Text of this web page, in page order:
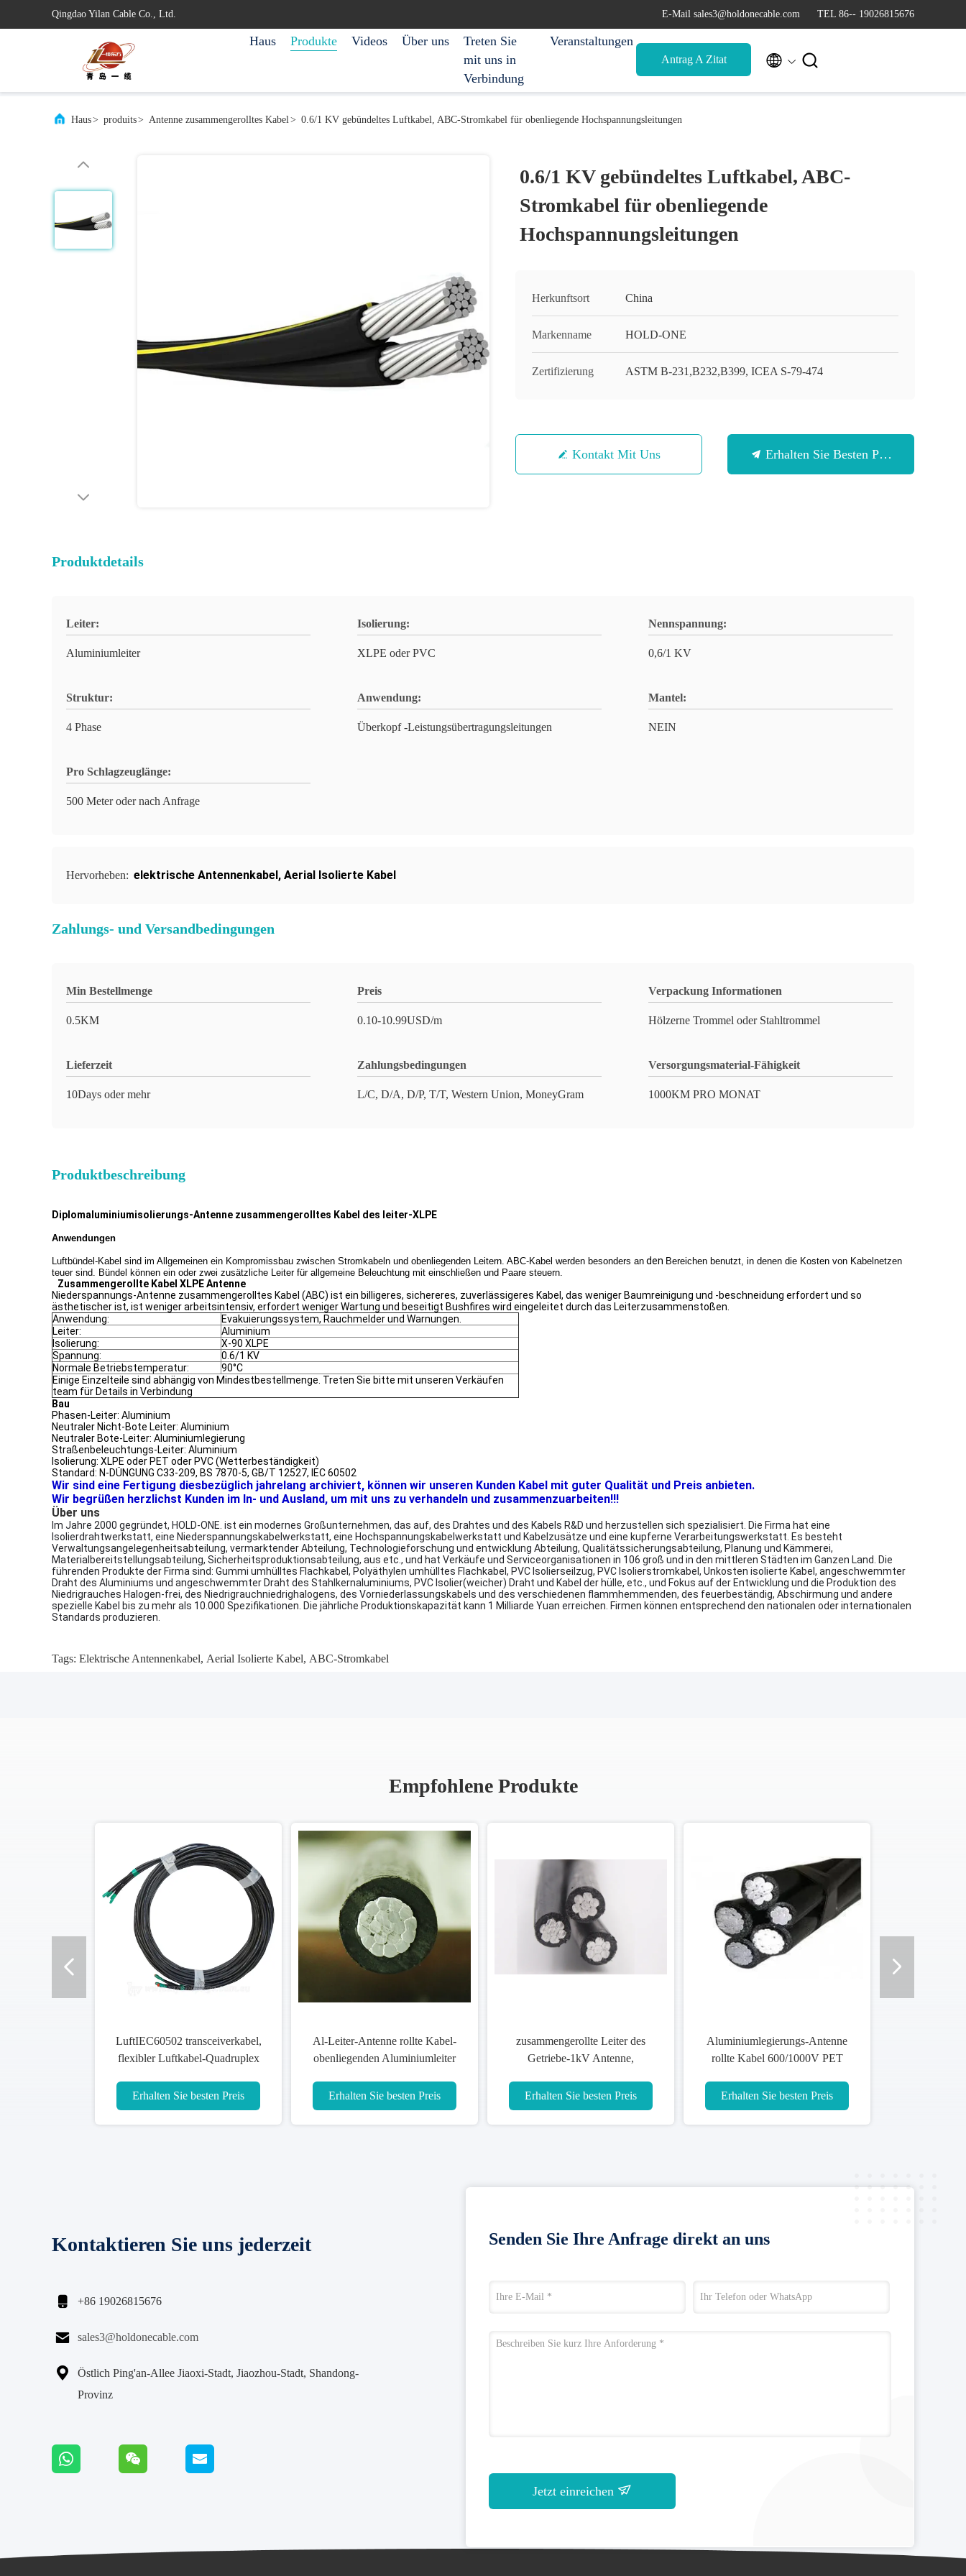
Qingdao Yilan Cable Co., Ltd. E-Mail sales3@holdonecable.com TEL 86-- 19026815676
Haus Produkte Videos Über uns
Treten Sie
mit uns in
Verbindung
Veranstaltungen
Antrag A Zitat  
Haus> produits> Antenne zusammengerolltes Kabel> 0.6/1 KV gebündeltes Luftkabel, ABC-Stromkabel für obenliegende Hochspannungsleitungen
0.6/1 KV gebündeltes Luftkabel, ABC-
Stromkabel für obenliegende
Hochspannungsleitungen
Herkunftsort China
Markenname HOLD-ONE
Zertifizierung ASTM B-231,B232,B399, ICEA S-79-474
Kontakt Mit Uns Erhalten Sie Besten Preis
Produktdetails
Leiter:
Aluminiumleiter
Isolierung:
XLPE oder PVC
Nennspannung:
0,6/1 KV
Struktur:
4 Phase
Anwendung:
Überkopf -Leistungsübertragungsleitungen
Mantel:
NEIN
Pro Schlagzeuglänge:
500 Meter oder nach Anfrage
Hervorheben: elektrische Antennenkabel, Aerial Isolierte Kabel
Zahlungs- und Versandbedingungen
Min Bestellmenge
0.5KM
Preis
0.10-10.99USD/m
Verpackung Informationen
Hölzerne Trommel oder Stahltrommel
Lieferzeit
10Days oder mehr
Zahlungsbedingungen
L/C, D/A, D/P, T/T, Western Union, MoneyGram
Versorgungsmaterial-Fähigkeit
1000KM PRO MONAT
Produktbeschreibung
Diplomaluminiumisolierungs-Antenne zusammengerolltes Kabel des leiter-XLPE
Anwendungen
Luftbündel-Kabel sind im Allgemeinen ein Kompromissbau zwischen Stromkabeln und obenliegenden Leitern. ABC-Kabel werden besonders an den Bereichen benutzt, in denen die Kosten von Kabelnetzen
teuersind. Bündel können ein oder zwei zusätzliche Leiter fürallgemeine Beleuchtung mit einschließen und Paare steuern.
Zusammengerollte Kabel XLPE Antenne
Niederspannungs-Antenne zusammengerolltes Kabel (ABC) ist ein billigeres, sichereres, zuverlässigeres Kabel, das weniger Baumreinigung und -beschneidung erfordert und so
ästhetischer ist, ist weniger arbeitsintensiv, erfordert weniger Wartung und beseitigt Bushfires wird eingeleitet durch das Leiterzusammenstoßen.
Anwendung:
Evakuierungssystem, Rauchmelder und Warnungen.
Leiter:
Aluminium
Isolierung:
X-90 XLPE
Spannung:
0.6/1 KV
Normale Betriebstemperatur:
90°C
Einige Einzelteile sind abhängig von Mindestbestellmenge. Treten Sie bitte mit unseren Verkäufen
team für Details in Verbindung
Bau
Phasen-Leiter: Aluminium
Neutraler Nicht-Bote Leiter: Aluminium
Neutraler Bote-Leiter: Aluminiumlegierung
Straßenbeleuchtungs-Leiter: Aluminium
Isolierung: XLPE oder PET oder PVC (Wetterbeständigkeit)
Standard: N-DÜNGUNG C33-209, BS 7870-5, GB/T 12527, IEC 60502
Wir sind eine Fertigung diesbezüglich jahrelang archiviert, können wir unseren Kunden Kabel mit guter Qualität und Preis anbieten.
Wir begrüßen herzlichst Kunden im In- und Ausland, um mit uns zu verhandeln und zusammenzuarbeiten!!!
Über uns
Im Jahre 2000 gegründet, HOLD-ONE. ist ein modernes Großunternehmen, das auf, des Drahtes und des Kabels R&D und herzustellen sich spezialisiert. Die Firma hat eine
Isolierdrahtwerkstatt, eine Niederspannungskabelwerkstatt, eine Hochspannungskabelwerkstatt und Kabelzusätze und eine kupferne Verarbeitungswerkstatt. Es besteht
Verwaltungsangelegenheitsabteilung, vermarktender Abteilung, Technologieforschung und entwicklung Abteilung, Qualitätssicherungsabteilung, Planung und Kämmerei,
Materialbereitstellungsabteilung, Sicherheitsproduktionsabteilung, aus etc., und hat Verkäufe und Serviceorganisationen in 106 groß und in den mittleren Städten im Ganzen Land. Die
führenden Produkte der Firma sind: Gummi umhülltes Flachkabel, Polyäthylen umhülltes Flachkabel, PVC Isolierseilzug, PVC Isolierstromkabel, Unkosten isolierte Kabel, angeschwemmter
Draht des Aluminiums und angeschwemmter Draht des Stahlkernaluminiums, PVC Isolier(weicher) Draht und Kabel der hülle, etc., und Fokus auf der Entwicklung und die Produktion des
Niedrigrauches Halogen-frei, des Niedrigrauchniedrighalogens, des Vorniederlassungskabels und des verschiedenen flammhemmenden, des feuerbeständig, Abschirmung und andere
spezielle Kabel bis zu mehr als 10.000 Spezifikationen. Die jährliche Produktionskapazität kann 1 Milliarde Yuan erreichen. Firmen können entsprechend den nationalen oder internationalen
Standards produzieren.
Tags: Elektrische Antennenkabel, Aerial Isolierte Kabel, ABC-Stromkabel
Empfohlene Produkte
LuftIEC60502 transceiverkabel,
flexibler Luftkabel-Quadruplex
Erhalten Sie besten Preis
Al-Leiter-Antenne rollte Kabel-
obenliegenden Aluminiumleiter
zusammen
Erhalten Sie besten Preis
zusammengerollte Leiter des
Getriebe-1kV Antenne,
Erhalten Sie besten Preis
Aluminiumlegierungs-Antenne
rollte Kabel 600/1000V PET
Erhalten Sie besten Preis
Kontaktieren Sie uns jederzeit
 +86 19026815676
 sales3@holdonecable.com

Östlich Ping'an-Allee Jiaoxi-Stadt, Jiaozhou-Stadt, Shandong-
Provinz
Senden Sie Ihre Anfrage direkt an uns
Jetzt einreichen